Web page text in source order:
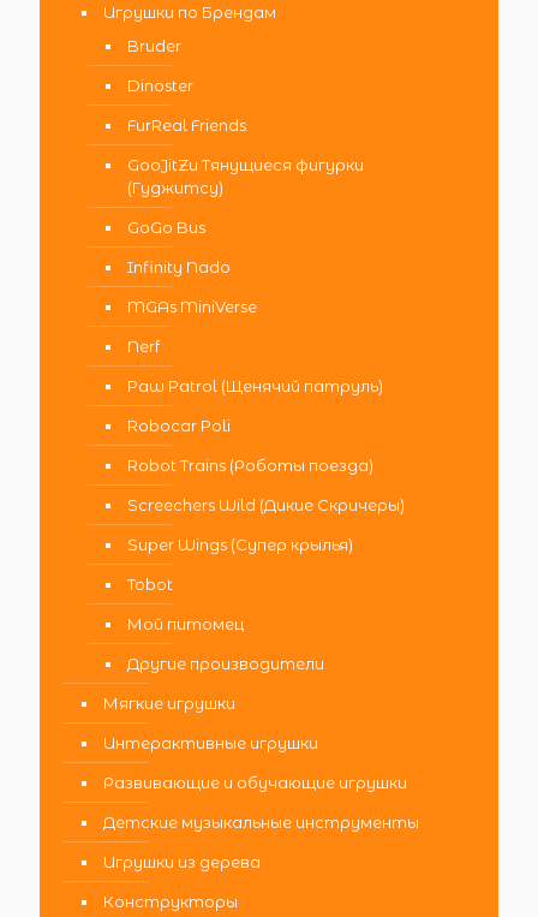
Игрушки по Брендам
Bruder
Dinoster
FurReal Friends
GooJitZu Тянущиеся фигурки
(Гуджитсу)
GoGo Bus
Infinity Nado
MGAs MiniVerse
Nerf
Paw Patrol (Щенячий патруль)
Robocar Poli
Robot Trains (Роботы поезда)
Screechers Wild (Дикие Скричеры)
Super Wings (Супер крылья)
Tobot
Мой питомец
Другие производители
Мягкие игрушки
Интерактивные игрушки
Развивающие и обучающие игрушки
Детские музыкальные инструменты
Игрушки из дерева
Конструкторы